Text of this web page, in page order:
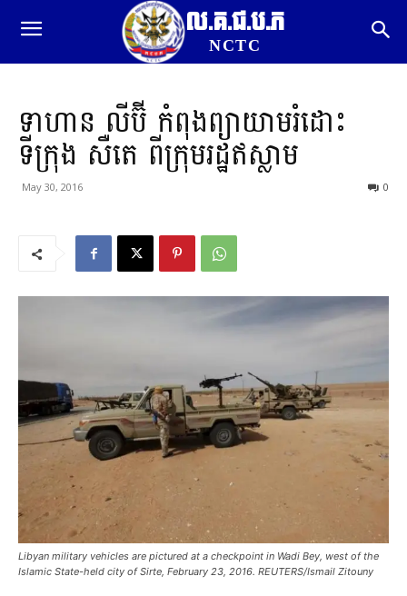
ល.គ.ជ.ប.ភ
NCTC
ទាហាន លីប៊ី កំពុងព្យាយាមរំដោះ
ទីក្រុង សឺតេ ពីក្រុមរដ្ឋឥស្លាម
May 30, 2016 0
Libyan military vehicles are pictured at a checkpoint in Wadi Bey, west of the
Islamic State-held city of Sirte, February 23, 2016. REUTERS/Ismail Zitouny